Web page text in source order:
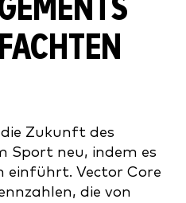
Zukunft des
Sport neu, indem es
einführt. Vector Core
die von